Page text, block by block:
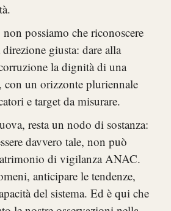
possiamo che riconoscere
giusta: dare alla
la dignità di una
con un orizzonte pluriennale
e target da misurare.
resta un nodo di sostanza:
davvero tale, non può
di vigilanza ANAC.
anticipare le tendenze,
del sistema. Ed è qui che